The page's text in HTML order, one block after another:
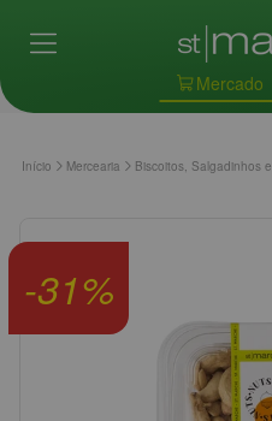
Mercado
Início Mercearia Biscoitos, Salgadinhos
-31%